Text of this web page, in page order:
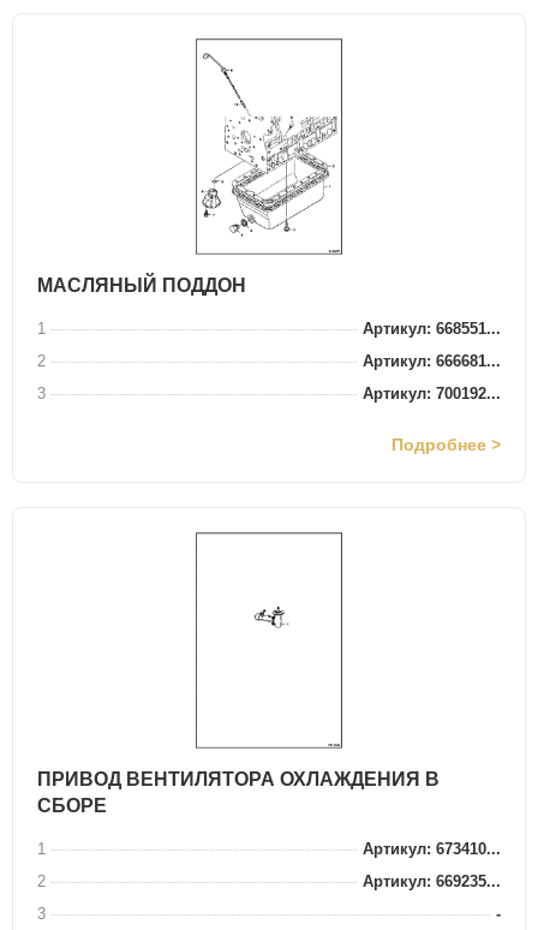
МАСЛЯНЫЙ ПОДДОН
1
Артикул: 668551...
2
Артикул: 666681...
3
Артикул: 700192...
Подробнее >
ПРИВОД ВЕНТИЛЯТОРА ОХЛАЖДЕНИЯ В
СБОРЕ
1
Артикул: 673410...
2
Артикул: 669235...
3
-